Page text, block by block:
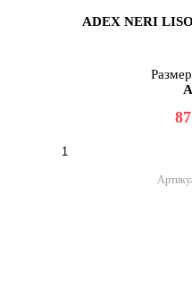
ADEX NERI
87